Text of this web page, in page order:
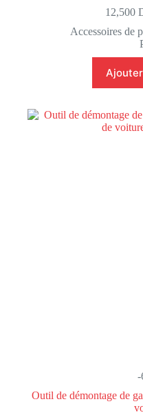
12,500
Accessoires de
-
Outil de démontage de